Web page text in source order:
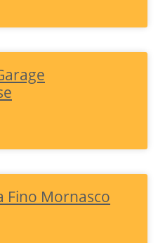
Fino Mornasco